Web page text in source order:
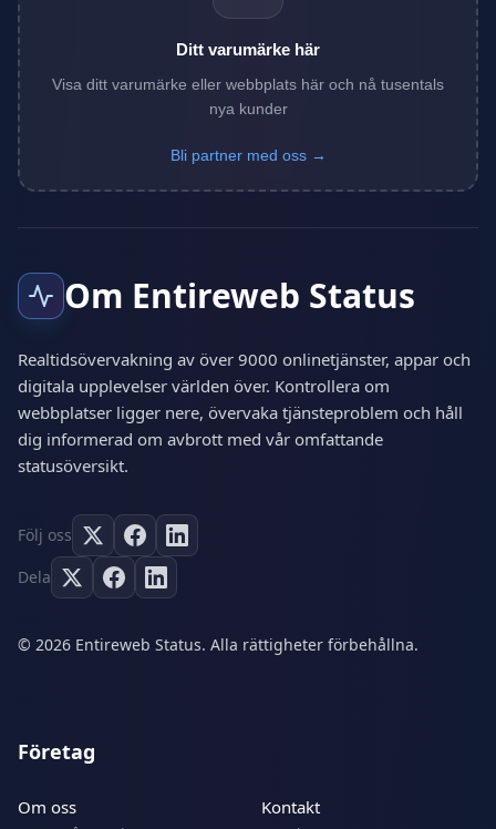
Ditt varumärke här
Visa ditt varumärke eller webbplats här och nå tusentals
nya kunder
Bli partner med oss →
Om Entireweb Status
Realtidsövervakning av över 9000 onlinetjänster, appar och
digitala upplevelser världen över. Kontrollera om
webbplatser ligger nere, övervaka tjänsteproblem och håll
dig informerad om avbrott med vår omfattande
statusöversikt.
Följ oss
Dela
© 2026 Entireweb Status. Alla rättigheter förbehållna.
Företag
Om oss Kontakt